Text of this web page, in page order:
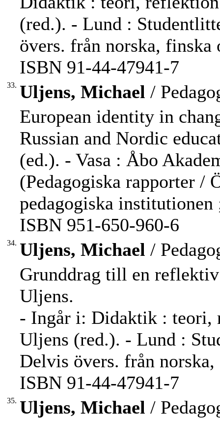
(red.). - Lund :
övers. från norska, finska
ISBN 91-44-47941-7
33. Uljens, Michael /
European identity in
Russian and Nordic
(ed.). - Vasa : Åbo
(Pedagogiska rapporter /
pedagogiska institutionen
ISBN 951-650-960-6
34. Uljens, Michael /
Grunddrag till en
Uljens.
- Ingår i: Didaktik : teori,
Uljens (red.). - Lund :
Delvis övers. från
ISBN 91-44-47941-7
35. Uljens, Michael /